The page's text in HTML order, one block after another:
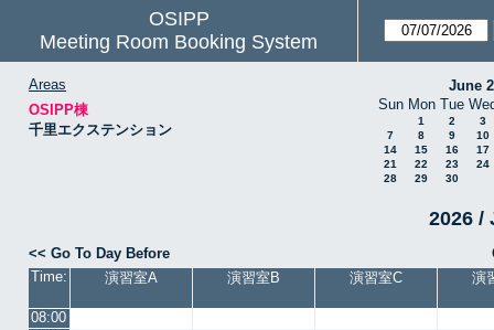
OSIPP
Meeting Room Booking System
Areas
OSIPP棟
千里エクステンション
June
Sun Mon Tue
1 2
3
7
8 9
10
14
15 16
17
21
22 23
24
28
29 30
2026 /
<< Go To Day Before
Time:
演習室A 演習室B 演習室C 演
08:00